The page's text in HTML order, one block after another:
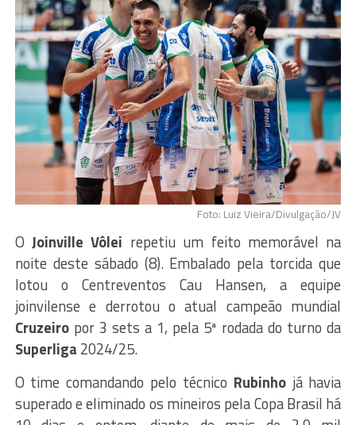
Foto: Luiz Vieira/Divulgação/JV
OJoinville Vôlei repetiu um feito memorável na
noite deste sábado (8). Embalado pela torcida que
lotou o Centreventos Cau Hansen, a equipe
joinvilense e derrotou o atual campeão mundial
Cruzeiropor 3 sets a 1, pela 5ª rodada do turno da
Superliga 2024/25.
O time comandando pelo técnico Rubinhojá havia
superado e eliminado os mineiros pela Copa Brasil há